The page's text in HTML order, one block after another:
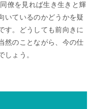
僚を見れば生き生きと輝
いているのかどうかを疑
す。どうしても前向きに
然のことながら、今の仕
ょう。